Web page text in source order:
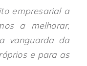
empresarial a
a melhorar,
vanguarda da
e para as